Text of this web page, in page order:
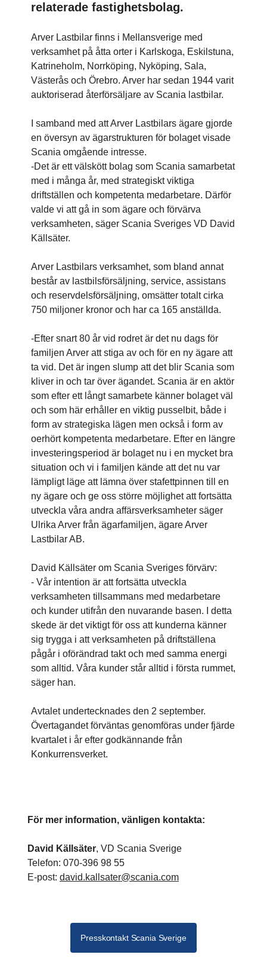
relaterade fastighetsbolag.
Arver Lastbilar finns i Mellansverige med
verksamhet på åtta orter i Karlskoga, Eskilstuna,
Katrineholm, Norrköping, Nyköping, Sala,
Västerås och Örebro. Arver har sedan 1944 varit
auktoriserad återförsäljare av Scania lastbilar.
I samband med att Arver Lastbilars ägare gjorde
en översyn av ägarstrukturen för bolaget visade
Scania omgående intresse.
-Det är ett välskött bolag som Scania samarbetat
med i många år, med strategiskt viktiga
driftställen och kompetenta medarbetare. Därför
valde vi att gå in som ägare och förvärva
verksamheten, säger Scania Sveriges VD David
Källsäter.
Arver Lastbilars verksamhet, som bland annat
består av lastbilsförsäljning, service, assistans
och reservdelsförsäljning, omsätter totalt cirka
750 miljoner kronor och har ca 165 anställda.
-Efter snart 80 år vid rodret är det nu dags för
familjen Arver att stiga av och för en ny ägare att
ta vid. Det är ingen slump att det blir Scania som
kliver in och tar över ägandet. Scania är en aktör
som efter ett långt samarbete känner bolaget väl
och som här erhåller en viktig pusselbit, både i
form av strategiska lägen men också i form av
oerhört kompetenta medarbetare. Efter en längre
investeringsperiod är bolaget nu i en mycket bra
situation och vi i familjen kände att det nu var
lämpligt läge att lämna över stafettpinnen till en
ny ägare och ge oss större möjlighet att fortsätta
utveckla våra andra affärsverksamheter säger
Ulrika Arver från ägarfamiljen, ägare Arver
Lastbilar AB.
David Källsäter om Scania Sveriges förvärv:
- Vår intention är att fortsätta utveckla
verksamheten tillsammans med medarbetare
och kunder utifrån den nuvarande basen. I detta
skede är det viktigt för oss att kunderna känner
sig trygga i att verksamheten på driftställena
pågår i oförändrad takt och med samma energi
som alltid. Våra kunder står alltid i första rummet,
säger han.
Avtalet undertecknades den 2 september.
Övertagandet förväntas genomföras under fjärde
kvartalet i år efter godkännande från
Konkurrensverket.
För mer information, vänligen kontakta:
David Källsäter, VD Scania Sverige
Telefon: 070-396 98 55
E-post: david.kallsater@scania.com
Presskontakt Scania Sverige